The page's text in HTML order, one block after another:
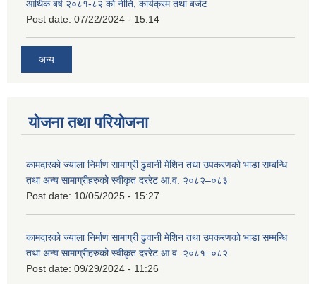
आर्थिक बर्ष २०८१-८२ को नीति, कार्यक्रम तथा बजेट
Post date: 07/22/2024 - 15:14
अन्य
योजना तथा परियोजना
कामदारको ज्याला निर्माण सामाग्री ढुवानी मेशिन तथा उपकरणको भाडा सम्बन्धि
तथा अन्य सामाग्रीहरुको स्वीकृत दररेट आ.व. २०८२–०८३
Post date: 10/05/2025 - 15:27
कामदारको ज्याला निर्माण सामाग्री ढुवानी मेशिन तथा उपकरणको भाडा सम्मन्धि
तथा अन्य सामाग्रीहरुको स्वीकृत दररेट आ.व. २०८१–०८२
Post date: 09/29/2024 - 11:26